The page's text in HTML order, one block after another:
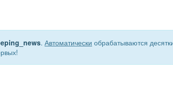
. Автоматически обрабатываются